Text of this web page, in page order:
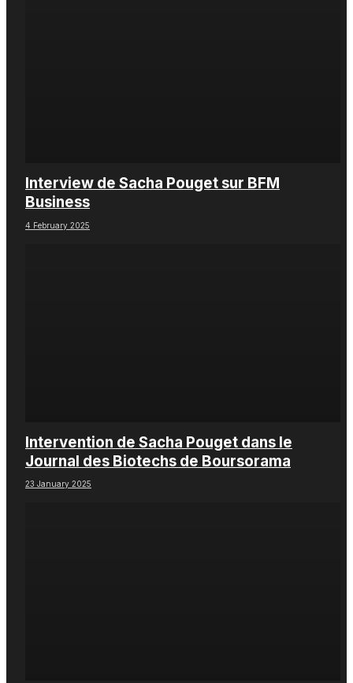
Interview de Sacha Pouget sur BFM
Business
4 February 2025
Intervention de Sacha Pouget dans le
Journal des Biotechs de Boursorama
23 January 2025